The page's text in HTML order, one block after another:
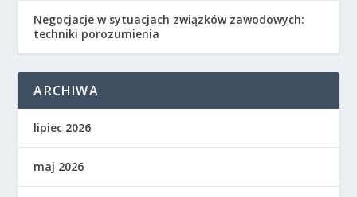
Negocjacje w sytuacjach związków zawodowych:
techniki porozumienia
ARCHIWA
lipiec 2026
maj 2026